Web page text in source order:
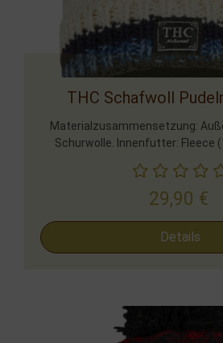
THC Schafwoll
Materialzusammensetzung:
Schurwolle. Innenfutter: Fleece
29,90 €
Details